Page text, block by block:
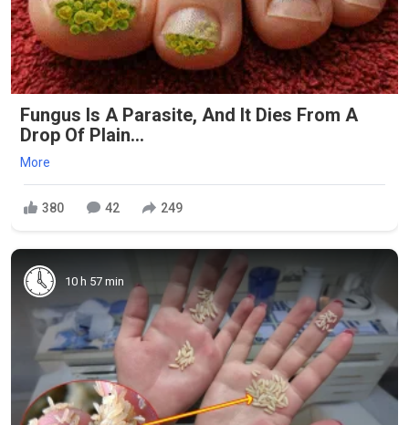
Fungus Is A Parasite, And It Dies From A
Drop Of Plain...
More
380 42 249
10 h 57 min